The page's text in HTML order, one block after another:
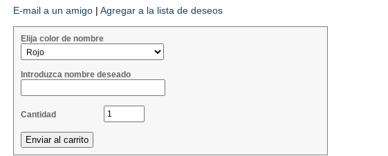
E-mail a un amigo | Agregar a la lista de deseos
Elija color de nombre
Introduzca nombre deseado
Cantidad